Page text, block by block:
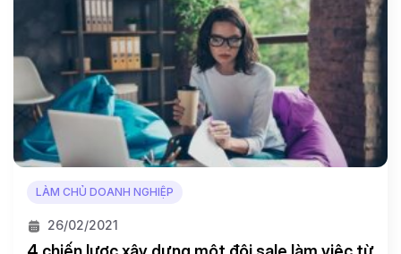
LÀM CHỦ DOANH NGHIỆP
26/02/2021